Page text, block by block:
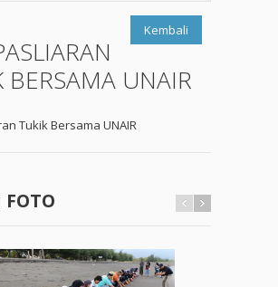
Kembali
BERSAMA UNAIR
Tukik Bersama UNAIR
FOTO